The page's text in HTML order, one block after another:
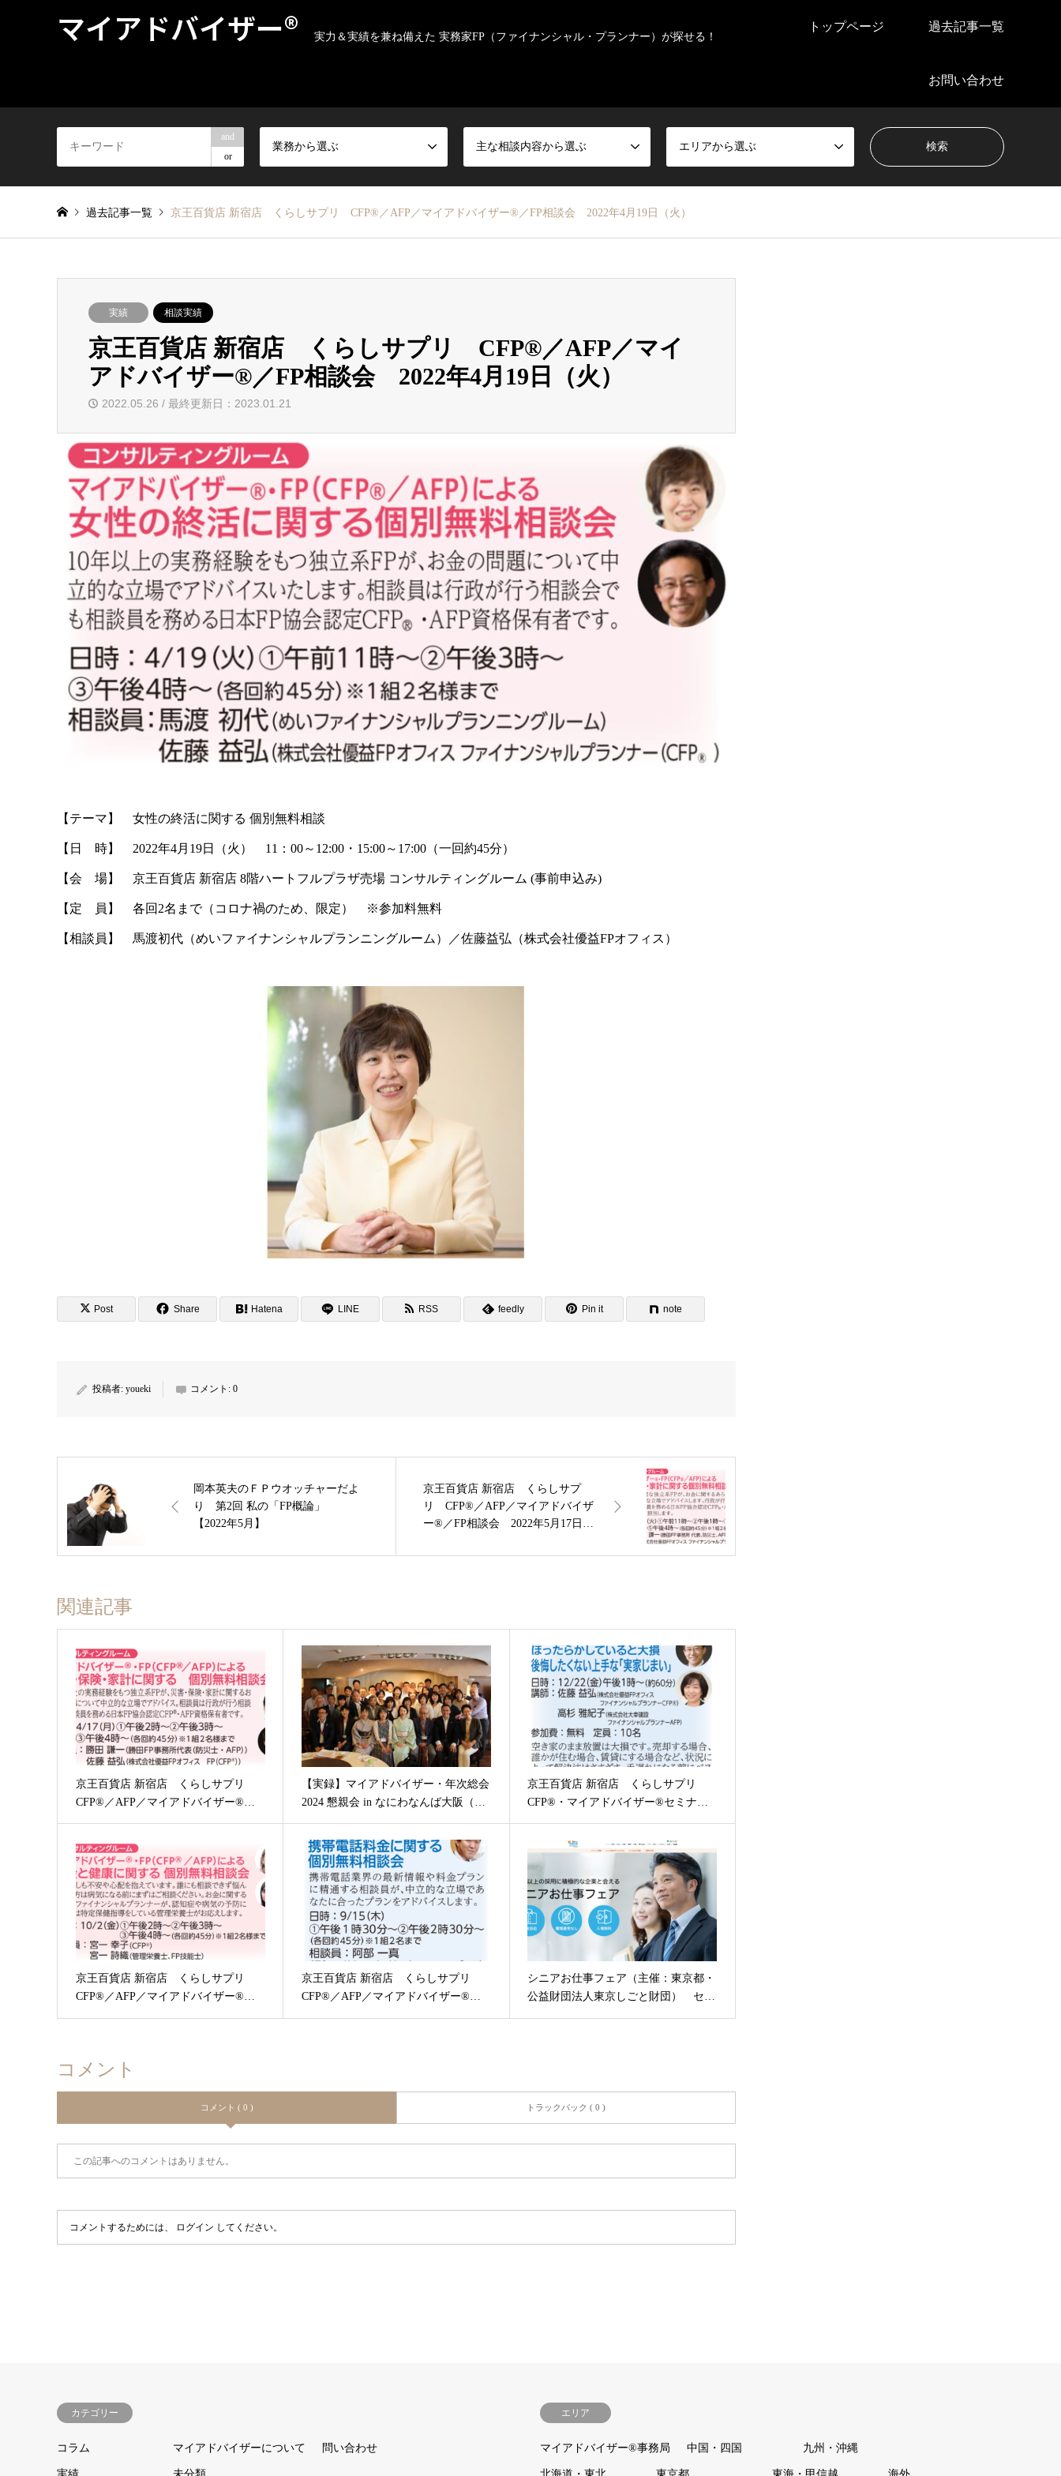
マイアドバイザー® 実力＆実績を兼ね備えた 実務家FP（ファイナンシャル・プランナー）が探せる！
トップページ 過去記事一覧
お問い合わせ
and
or
業務から選ぶ 主な相談内容から選ぶ エリアから選ぶ
過去記事一覧 京王百貨店 新宿店 くらしサプリ CFP®／AFP／マイアドバイザー®／FP相談会 2022年4月19日（火）
実績 相談実績
京王百貨店 新宿店 くらしサプリ CFP®／AFP／マイ
アドバイザー®／FP相談会 2022年4月19日（火）
2022.05.26 / 最終更新日：2023.01.21
【テーマ】 女性の終活に関する 個別無料相談
【日 時】 2022年4月19日（火） 11：00～12:00・15:00～17:00（一回約45分）
【会 場】 京王百貨店 新宿店 8階ハートフルプラザ売場 コンサルティングルーム (事前申込み)
【定 員】 各回2名まで（コロナ禍のため、限定） ※参加料無料
【相談員】 馬渡初代（めいファイナンシャルプランニングルーム）／佐藤益弘（株式会社優益FPオフィス）
Post Share Hatena LINE RSS feedly Pin it note
投稿者: youeki コメント: 0
岡本英夫のＦＰウオッチャーだよ
り 第2回 私の「FP概論」
【2022年5月】
京王百貨店 新宿店 くらしサプ
リ CFP®／AFP／マイアドバイザ
ー®／FP相談会 2022年5月17日
関連記事
京王百貨店 新宿店 くらしサプリ
CFP®／AFP／マイアドバイザー®…
【実録】マイアドバイザー・年次総会
2024 懇親会 in なにわなんば大阪（…
京王百貨店 新宿店 くらしサプリ
CFP®・マイアドバイザー®セミナ…
京王百貨店 新宿店 くらしサプリ
CFP®／AFP／マイアドバイザー®…
京王百貨店 新宿店 くらしサプリ
CFP®／AFP／マイアドバイザー®…
シニアお仕事フェア（主催：東京都・
公益財団法人東京しごと財団） セ…
コメント
コメント ( 0 ) トラックバック ( 0 )
この記事へのコメントはありません。
コメントするためには、 ログイン してください。
カテゴリー
コラム マイアドバイザーについて 問い合わせ
エリア
マイアドバイザー®事務局 中国・四国 九州・沖縄